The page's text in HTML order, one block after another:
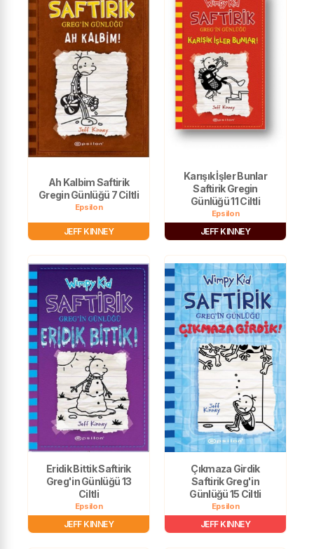
Ah Kalbim Saftirik
Gregin Günlüğü 7 Ciltli
Epsilon
JEFF KINNEY
Karışık İşler Bunlar
Saftirik Gregin
Günlüğü 11 Ciltli
Epsilon
JEFF KINNEY
Eridik Bittik Saftirik
Greg'in Günlüğü 13
Ciltli
Epsilon
JEFF KINNEY
Çıkmaza Girdik
Saftirik Greg'in
Günlüğü 15 Ciltli
Epsilon
JEFF KINNEY